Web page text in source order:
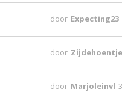
door Expecting23
door Zijdehoentje
door Marjoleinvl